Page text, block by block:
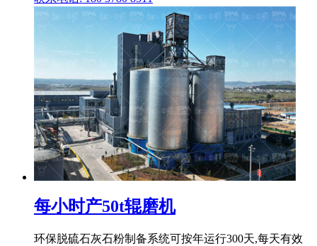
每小时产50t辊磨机
环保脱硫石灰石粉制备系统可按年运行300天,每天有效